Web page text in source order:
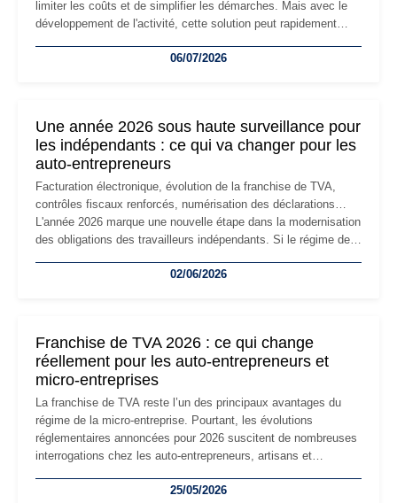
limiter les coûts et de simplifier les démarches. Mais avec le
développement de l'activité, cette solution peut rapidement
professionnels, recrutement, image de marque… Le
06/07/2026
Une année 2026 sous haute surveillance pour
les indépendants : ce qui va changer pour les
auto-entrepreneurs
Facturation électronique, évolution de la franchise de TVA,
contrôles fiscaux renforcés, numérisation des déclarations…
L'année 2026 marque une nouvelle étape dans la modernisation
des obligations des travailleurs indépendants. Si le régime de
les auto-entrepreneurs devront s'adapter à un environnement
02/06/2026
Franchise de TVA 2026 : ce qui change
réellement pour les auto-entrepreneurs et
micro-entreprises
La franchise de TVA reste l’un des principaux avantages du
régime de la micro-entreprise. Pourtant, les évolutions
réglementaires annoncées pour 2026 suscitent de nombreuses
interrogations chez les auto-entrepreneurs, artisans et
facturation ou risque de bascule vers la TVA : les règles
25/05/2026